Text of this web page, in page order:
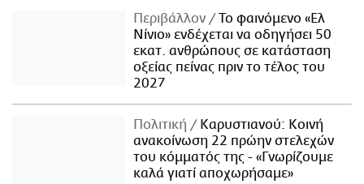
Περιβάλλον
Το φαινόμενο «Ελ
Νίνιο» ενδέχεται να οδηγήσει 50
εκατ. ανθρώπους σε κατάσταση
οξείας πείνας πριν το τέλος του
2027
Πολιτική
Καρυστιανού: Κοινή
ανακοίνωση 22 πρώην στελεχών
του κόμματός της - «Γνωρίζουμε
καλά γιατί αποχωρήσαμε»